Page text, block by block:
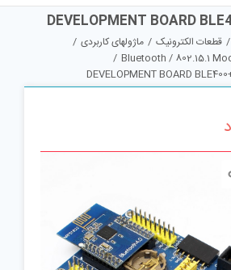
DEVELOPMENT BOARD
/ قطعات الکترونیک / ماژولهای کاربردی /
Bluetooth / 802.15.1
/
DEVELOPMENT BOARD